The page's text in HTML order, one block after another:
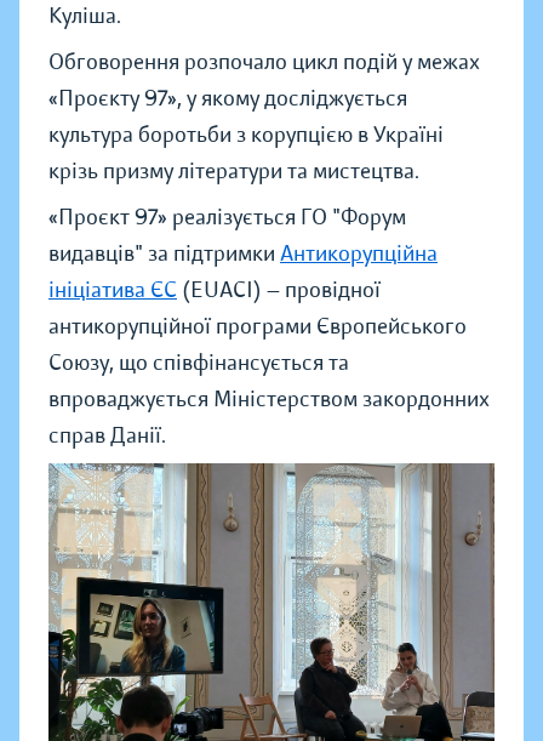
Куліша.
Обговорення розпочало цикл подій у межах
«Проєкту 97», у якому досліджується
культура боротьби з корупцією в Україні
крізь призму літератури та мистецтва.
«Проєкт 97» реалізується ГО "Форум
видавців" за підтримки Антикорупційна
ініціатива ЄС (EUACI) — провідної
антикорупційної програми Європейського
Союзу, що співфінансується та
впроваджується Міністерством закордонних
справ Данії.